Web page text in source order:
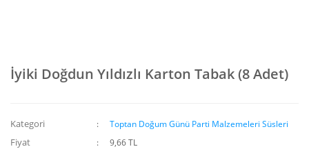
İyiki Doğdun Yıldızlı Karton Tabak (8 Adet)
Kategori Toptan Doğum Günü Parti Malzemeleri Süsleri
Fiyat 9,66 TL